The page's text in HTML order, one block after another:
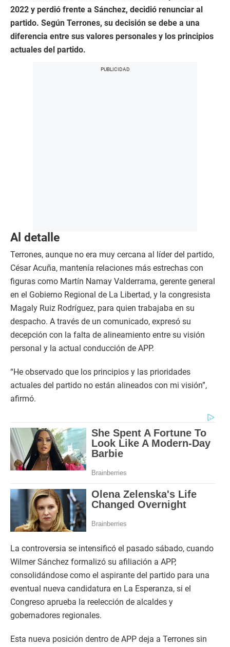
2022 y perdió frente a Sánchez, decidió renunciar al
partido. Según Terrones, su decisión se debe a una
diferencia entre sus valores personales y los principios
actuales del partido.
Al detalle
Terrones, aunque no era muy cercana al líder del partido,
César Acuña, mantenía relaciones más estrechas con
figuras como Martín Namay Valderrama, gerente general
en el Gobierno Regional de La Libertad, y la congresista
Magaly Ruiz Rodríguez, para quien trabajaba en su
despacho. A través de un comunicado, expresó su
decepción con la falta de alineamiento entre su visión
personal y la actual conducción de APP.
“He observado que los principios y las prioridades
actuales del partido no están alineados con mi visión”,
afirmó.
La controversia se intensificó el pasado sábado, cuando
Wilmer Sánchez formalizó su afiliación a APP,
consolidándose como el aspirante del partido para una
eventual nueva candidatura en La Esperanza, si el
Congreso aprueba la reelección de alcaldes y
gobernadores regionales.
Esta nueva posición dentro de APP deja a Terrones sin